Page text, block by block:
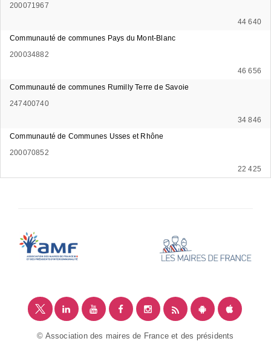
200071967
44 640
Communauté de communes Pays du Mont-Blanc
200034882
46 656
Communauté de communes Rumilly Terre de Savoie
247400740
34 846
Communauté de Communes Usses et Rhône
200070852
22 425
© Association des maires de France et des présidents